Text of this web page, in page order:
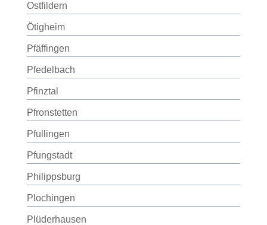
Ostfildern
Ötigheim
Pfäffingen
Pfedelbach
Pfinztal
Pfronstetten
Pfullingen
Pfungstadt
Philippsburg
Plochingen
Plüderhausen